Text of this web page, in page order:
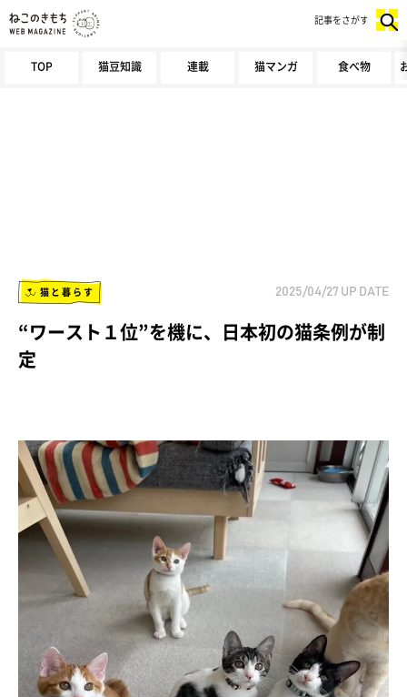
TOP 猫豆知識 連載 猫マンガ 食べ物
記事をさがす
猫と暮らす 2025/04/27 UP DATE
“ワースト１位”を機に、日本初の猫条例が制
定